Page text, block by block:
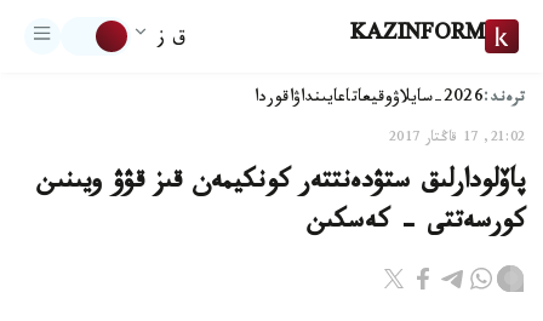
KAZINFORM ق ز
ترەند:2026-سايلاۋ وقيعاتاعايىنداۋاقوردا
21:02, 17 قاڭتار 2017
پاۆلودارلىق ستۋدەنتتەر كونكيمەن قىز قۋۋ ويىنىن
كورسەتتى - كەسكىن